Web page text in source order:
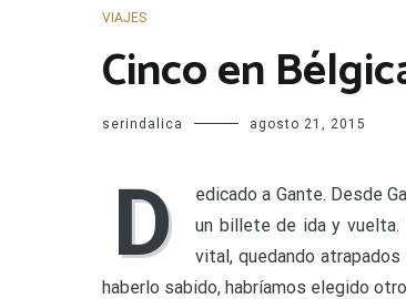
VIAJES
Cinco en
serindalica agosto 21, 2015
D
edicado a Gante. Desde
un billete de ida y vuelta.
vital, quedando
haberlo sabido, habríamos elegido